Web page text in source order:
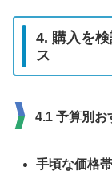
4. 購入を
ス
4.1 予算別お
手頃な価格帯